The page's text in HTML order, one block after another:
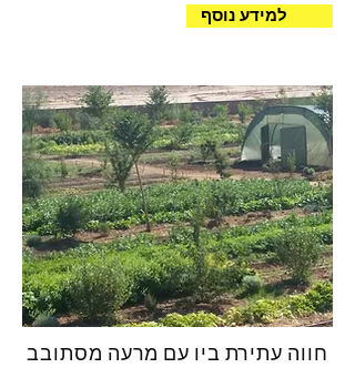
למידע נוסף
חווה עתירת ביו עם מרעה מסתובב